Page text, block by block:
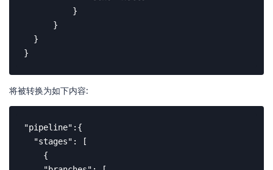
          }
      }
  }
}
将被转换为如下内容:
"pipeline":{
  "stages": [
    {